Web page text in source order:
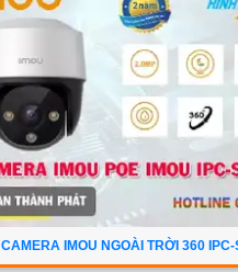
CAMERA IMOU NGOÀI TRỜI 360 IPC-